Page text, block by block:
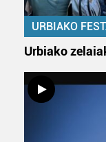
URBIAKO
Urbiako